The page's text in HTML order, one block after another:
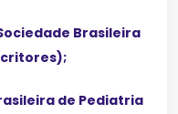
Brasileira
de Pediatria